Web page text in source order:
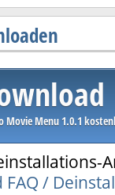
Movie Menu 1.0.1
FAQ /